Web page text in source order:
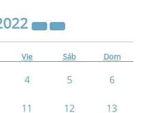
Vie Sáb Dom
4 5 6
11 12 13